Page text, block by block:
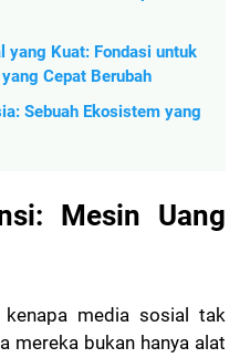
Kuat: Fondasi untuk
Cepat Berubah
Sebuah Ekosistem yang
Mesin Uang
media sosial tak
mereka bukan hanya alat